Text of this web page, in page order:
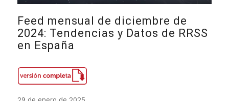
Feed mensual de diciembre de
2024: Tendencias y Datos de RRSS
en España